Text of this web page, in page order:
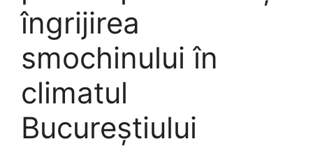
îngrijirea
smochinului în
climatul
Bucureștiului